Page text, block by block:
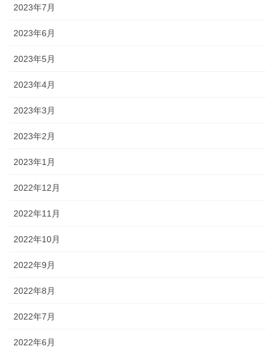
2023年7月
2023年6月
2023年5月
2023年4月
2023年3月
2023年2月
2023年1月
2022年12月
2022年11月
2022年10月
2022年9月
2022年8月
2022年7月
2022年6月